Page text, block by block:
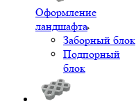
Оформление
ландшафта
Заборный блок
Подпорный
блок